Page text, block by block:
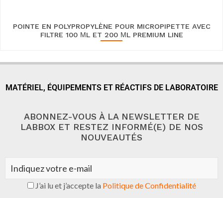
POINTE EN POLYPROPYLÈNE POUR MICROPIPETTE AVEC
FILTRE 100 ΜL ET 200 ΜL PREMIUM LINE
MATÉRIEL, ÉQUIPEMENTS ET RÉACTIFS DE LABORATOIRE
ABONNEZ-VOUS À LA NEWSLETTER DE
LABBOX ET RESTEZ INFORMÉ(E) DE NOS
NOUVEAUTÉS
J’ai lu et j’accepte la Politique de Confidentialité